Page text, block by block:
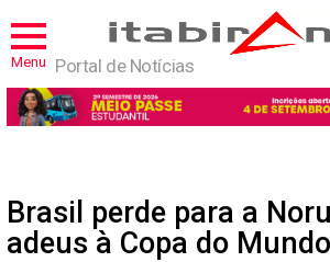
Menu Portal de Notícias
Brasil perde para a
adeus à Copa do